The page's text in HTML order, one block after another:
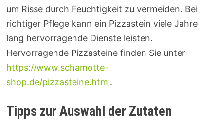
um Risse durch Feuchtigkeit zu vermeiden. Bei
richtiger Pflege kann ein Pizzastein viele Jahre
lang hervorragende Dienste leisten.
Hervorragende Pizzasteine finden Sie unter
https://www.schamotte-
shop.de/pizzasteine.html.
Tipps zur Auswahl der Zutaten